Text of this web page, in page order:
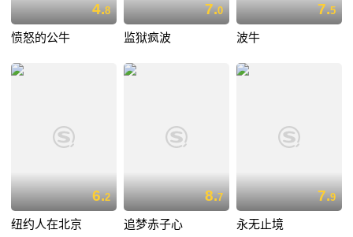
4.8
愤怒的公牛
7.0
监狱疯波
7.5
波牛
6.2
纽约人在北京
8.7
追梦赤子心
7.9
永无止境